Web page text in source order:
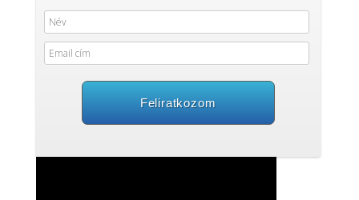
Feliratkozom